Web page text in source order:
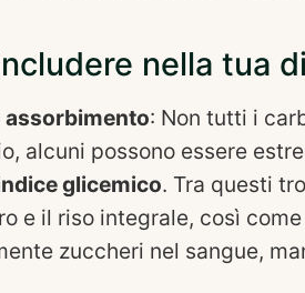
nella tua
assorbimento: Non tutti i
alcuni possono essere
glicemico. Tra questi
e il riso integrale, così
zuccheri nel sangue,